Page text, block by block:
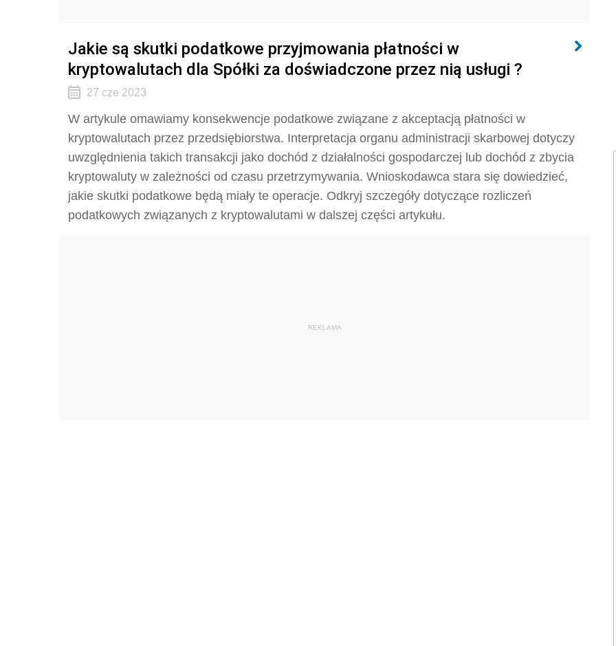
Jakie są skutki podatkowe przyjmowania płatności w
kryptowalutach dla Spółki za doświadczone przez nią usługi ?
27 cze 2023
W artykule omawiamy konsekwencje podatkowe związane z akceptacją płatności w
kryptowalutach przez przedsiębiorstwa. Interpretacja organu administracji skarbowej dotyczy
uwzględnienia takich transakcji jako dochód z działalności gospodarczej lub dochód z zbycia
kryptowaluty w zależności od czasu przetrzymywania. Wnioskodawca stara się dowiedzieć,
jakie skutki podatkowe będą miały te operacje. Odkryj szczegóły dotyczące rozliczeń
podatkowych związanych z kryptowalutami w dalszej części artykułu.
REKLAMA